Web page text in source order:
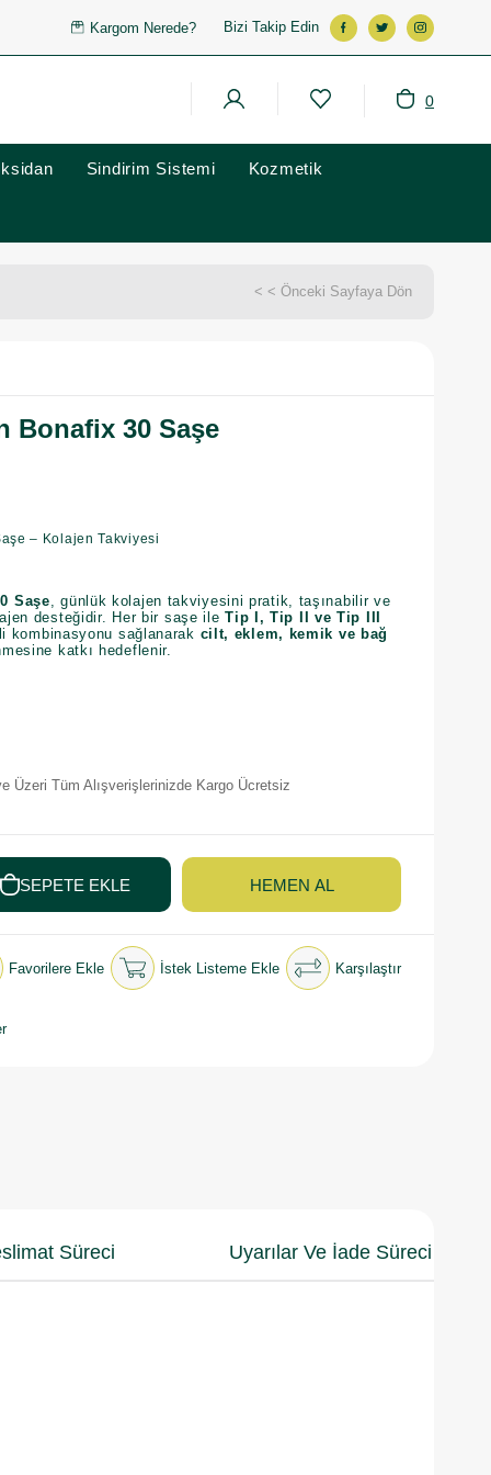
Kargom Nerede? Bizi Takip Edin
0
Sindirim Sistemi Kozmetik
< < Önceki Sayfaya Dön
Bonafix 30 Saşe
– Kolajen Takviyesi
Saşe, günlük kolajen takviyesini pratik, taşınabilir ve
desteğidir. Her bir saşe ileTip I, Tip II ve Tip III
kombinasyonu sağlanarak cilt, eklem, kemik ve bağ
katkı hedeflenir.
Üzeri Tüm Alışverişlerinizde Kargo Ücretsiz
Favorilere Ekle İstek Listeme Ekle Karşılaştır
Süreci Uyarılar Ve İade Süreci